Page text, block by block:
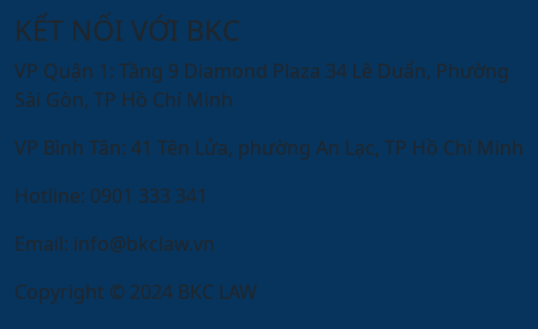
KẾT NỐI VỚI BKC
VP Quận 1: Tầng 9 Diamond Plaza 34 Lê Duẩn, Phường
Sài Gòn, TP Hồ Chí Minh
VP Bình Tân: 41 Tên Lửa, phường An Lạc, TP Hồ Chí Minh
Hotline: 0901 333 341
Email: info@bkclaw.vn
Copyright © 2024 BKC LAW